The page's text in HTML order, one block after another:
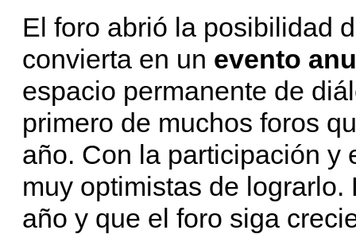
El foro abrió la posibilidad
convierta en un evento
espacio permanente de
primero de muchos foros
año. Con la participación y
muy optimistas de
año y que el foro siga